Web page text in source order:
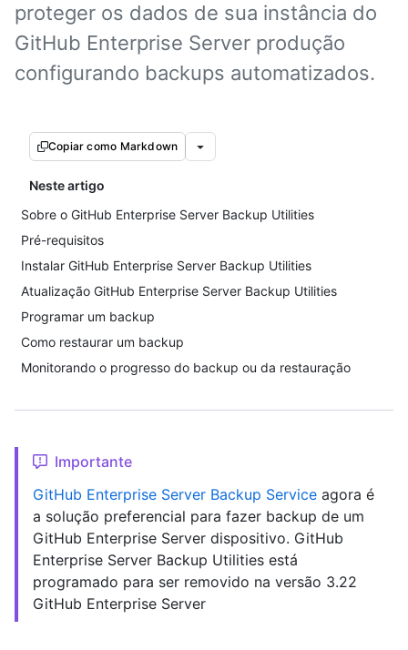
proteger os dados de sua instância do
GitHub Enterprise Server produção
configurando backups automatizados.
Copiar como Markdown
Neste artigo
Sobre o GitHub Enterprise Server Backup Utilities
Pré-requisitos
Instalar GitHub Enterprise Server Backup Utilities
Atualização GitHub Enterprise Server Backup Utilities
Programar um backup
Como restaurar um backup
Monitorando o progresso do backup ou da restauração
Importante
GitHub Enterprise Server Backup Service agora é
a solução preferencial para fazer backup de um
GitHub Enterprise Server dispositivo. GitHub
Enterprise Server Backup Utilities está
programado para ser removido na versão 3.22
GitHub Enterprise Server